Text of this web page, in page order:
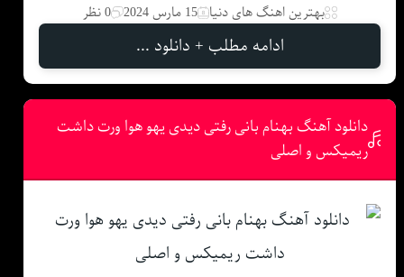
بهترین اهنگ های دنیا 15 مارس 2024 0 نظر
ادامه مطلب + دانلود ...
دانلود آهنگ بهنام بانی رفتی دیدی یهو هوا ورت داشت
ریمیکس و اصلی